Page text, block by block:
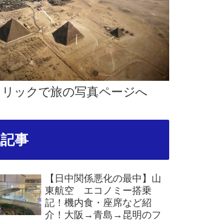
ックで旅の写真ページへ
事
【日中関係悪化の最中】山
東航空 エコノミー搭乗
記！機内食・座席など紹
介！大阪→青島→昆明のフ